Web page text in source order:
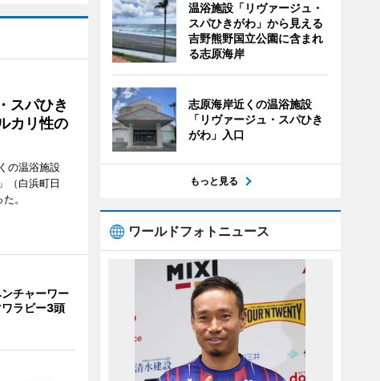
スパひき
カリ性の
の温浴施設
（白浜町日
。
チャーワー
ラビー3頭
温浴施設「リヴァージュ・
スパひきがわ」から見える
吉野熊野国立公園に含まれ
る志原海岸
志原海岸近くの温浴施設
「リヴァージュ・スパひき
がわ」入口
もっと見る
ワールドフォトニュース